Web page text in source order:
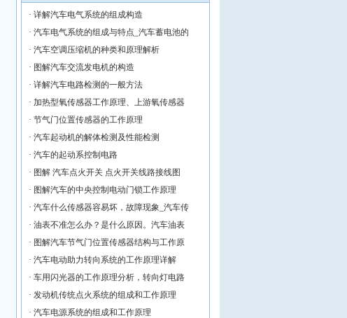
· 详解汽车电气系统的组成构造
· 汽车电气系统的组成与特点_汽车蓄电池的
· 汽车空调压缩机的种类和原理解析
· 图解汽车交流发电机的构造
· 详解汽车电路检测的一般方法
· 加热型氧传感器工作原理、上游氧传感器
· 节气门位置传感器的工作原理
· 汽车起动机的解体检测及性能检测
· 汽车的起动系控制电路
· 图解 汽车点火开关 点火开关线路接线图
· 图解汽车的中央控制电动门锁工作原理
· 汽车什么传感器容易坏，故障现象_汽车传
· 油表不准怎么办？是什么原因。汽车油表
· 图解汽车节气门位置传感器结构与工作原
· 汽车电动助力转向系统的工作原理详解
· 车用闪光器的工作原理分析，转向灯电路
· 发动机传统点火系统的组成和工作原理
· 汽车电源系统的组成和工作原理